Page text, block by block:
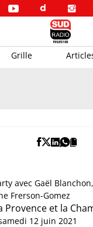
Grille
avec Gaël
Frerson-Gomez
Provence et la
12 juin 2021